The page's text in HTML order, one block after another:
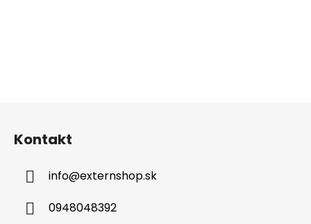
Kontakt
info@externshop.sk
0948048392